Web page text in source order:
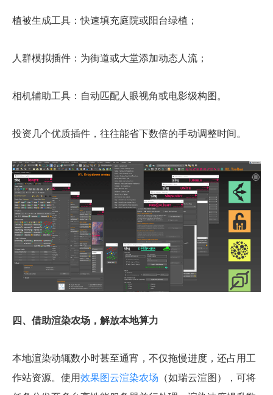
植被生成工具：快速填充庭院或阳台绿植；
人群模拟插件：为街道或大堂添加动态人流；
相机辅助工具：自动匹配人眼视角或电影级构图。
投资几个优质插件，往往能省下数倍的手动调整时间。
四、借助渲染农场，解放本地算力
本地渲染动辄数小时甚至通宵，不仅拖慢进度，还占用工
作站资源。使用效果图云渲染农场 （如瑞云渲图），可将